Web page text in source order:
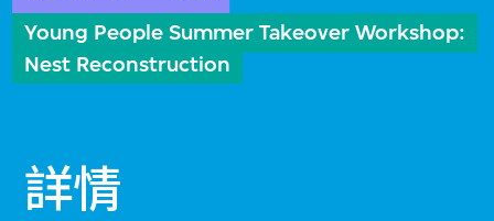
Young People Summer Takeover Workshop:
Nest Reconstruction
詳情